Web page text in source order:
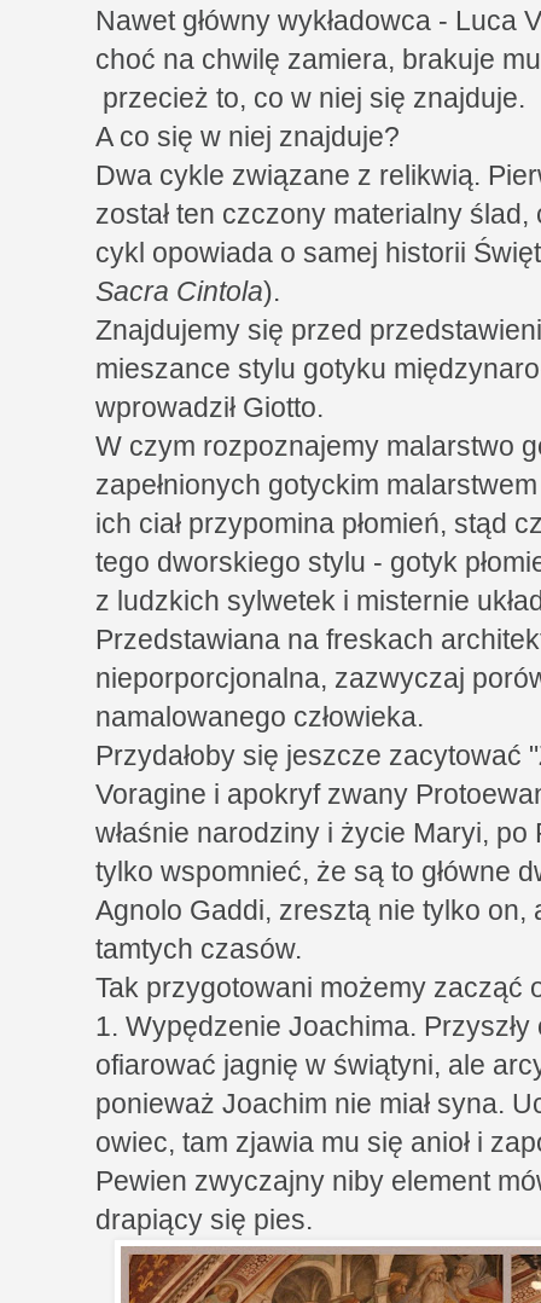
Nawet główny wykładowca - Luca
choć na chwilę zamiera, brakuje
przecież to, co w niej się znajduje.
A co się w niej znajduje?
Dwa cykle związane z relikwią.
został ten czczony materialny
cykl opowiada o samej historii
Sacra Cintola).
Znajdujemy się przed
mieszance stylu gotyku
wprowadził Giotto.
W czym rozpoznajemy malarstwo
zapełnionych gotyckim
ich ciał przypomina płomień, stąd
tego dworskiego stylu - gotyk
z ludzkich sylwetek i misternie
Przedstawiana na freskach
nieporporcjonalna, zazwyczaj
namalowanego człowieka.
Przydałoby się jeszcze zacytować
Voragine i apokryf zwany
właśnie narodziny i życie Maryi,
tylko wspomnieć, że są to główne
Agnolo Gaddi, zresztą nie tylko on,
tamtych czasów.
Tak przygotowani możemy zacząć
1. Wypędzenie Joachima. Przyszły
ofiarować jagnię w świątyni, ale
ponieważ Joachim nie miał syna.
owiec, tam zjawia mu się anioł i
Pewien zwyczajny niby element
drapiący się pies.